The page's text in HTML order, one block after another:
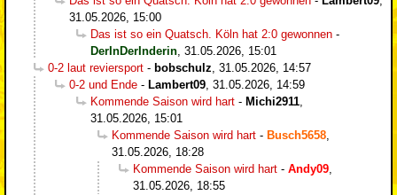
31.05.2026, 15:00
Das ist so ein Quatsch. Köln hat 2:0 gewonnen -
DerInDerInderin, 31.05.2026, 15:01
0-2 laut reviersport - bobschulz, 31.05.2026, 14:57
0-2 und Ende - Lambert09, 31.05.2026, 14:59
Kommende Saison wird hart - Michi2911,
31.05.2026, 15:01
Kommende Saison wird hart - Busch5658,
31.05.2026, 18:28
Kommende Saison wird hart - Andy09,
31.05.2026, 18:55